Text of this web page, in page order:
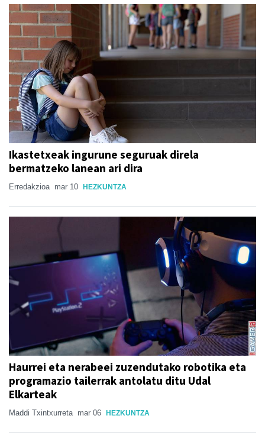
Ikastetxeak ingurune seguruak direla
bermatzeko lanean ari dira
Erredakzioa mar 10 HEZKUNTZA
Haurrei eta nerabeei zuzendutako robotika eta
programazio tailerrak antolatu ditu Udal
Elkarteak
Maddi Txintxurreta mar 06 HEZKUNTZA